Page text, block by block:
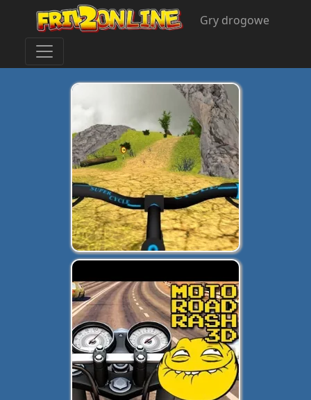
Gry drogowe